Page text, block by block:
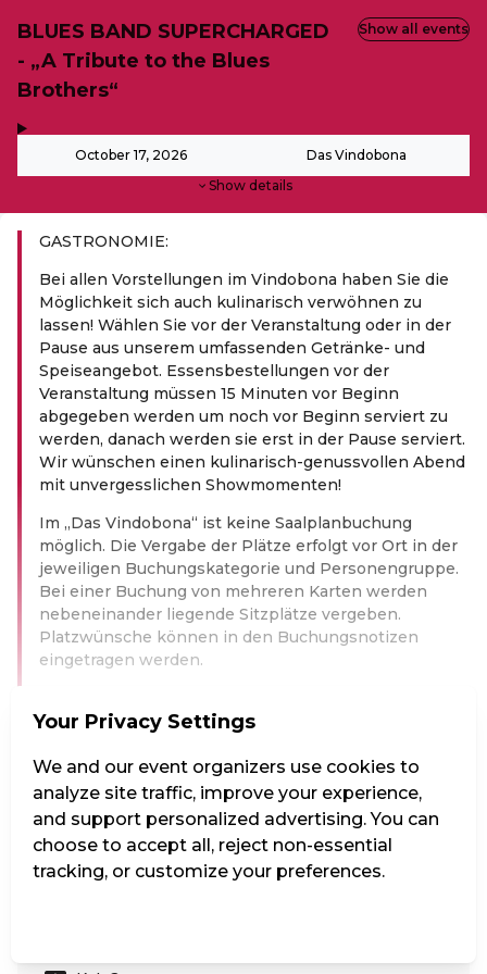
BLUES BAND SUPERCHARGED
- „A Tribute to the Blues
Brothers“
October 17, 2026 Das Vindobona
Show details
Show all events
GASTRONOMIE:
Bei allen Vorstellungen im Vindobona haben Sie die
Möglichkeit sich auch kulinarisch verwöhnen zu
lassen! Wählen Sie vor der Veranstaltung oder in der
Pause aus unserem umfassenden Getränke- und
Speiseangebot. Essensbestellungen vor der
Veranstaltung müssen 15 Minuten vor Beginn
abgegeben werden um noch vor Beginn serviert zu
werden, danach werden sie erst in der Pause serviert.
Wir wünschen einen kulinarisch-genussvollen Abend
mit unvergesslichen Showmomenten!
Im „Das Vindobona“ ist keine Saalplanbuchung
möglich. Die Vergabe der Plätze erfolgt vor Ort in der
jeweiligen Buchungskategorie und Personengruppe.
Bei einer Buchung von mehreren Karten werden
nebeneinander liegende Sitzplätze vergeben.
Platzwünsche können in den Buchungsnotizen
eingetragen werden.
bitte direkt an:office@vindobona.wien
Kat. 1
€43.00
Your Privacy Settings
We and our event organizers use cookies to
analyze site traffic, improve your experience,
and support personalized advertising. You can
choose to accept all, reject non-essential
tracking, or customize your preferences.